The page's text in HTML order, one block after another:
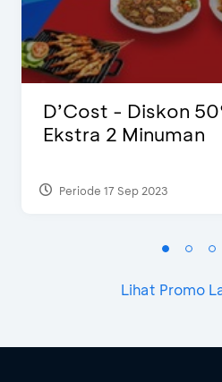
D’Cost - Diskon
Ekstra 2 Minuman
Periode 17 Sep 2023
Lihat Promo